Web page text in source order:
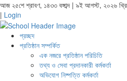
আজ ২৫শে শ্রাবণ, ১৪৩৩ বঙ্গাব্দ | ৯ই আগস্ট, ২০২৬
| Login
প্রচ্ছদ
প্রতিষ্ঠান সম্পর্কিত
এক নজরে প্রতিষ্ঠান পরিচিতি
তথ্য ও সেবা প্রদানকারী কর্মকর্তা
অভিযোগ নিষ্পত্তি কর্মকর্তা